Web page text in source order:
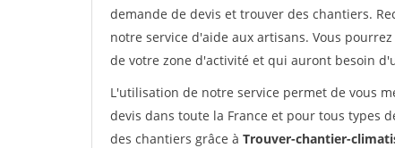
demande de devis et trouver des chantiers.
notre service d'aide aux artisans. Vous
de votre zone d'activité et qui auront besoin
L'utilisation de notre service permet de vous
devis dans toute la France et pour tous types
des chantiers grâce à Trouver-chantier-